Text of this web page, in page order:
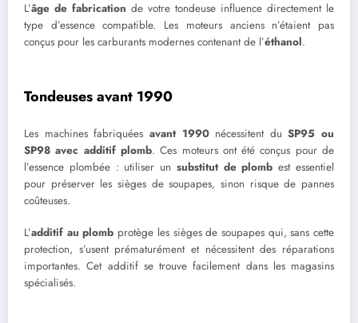
L’âge de fabrication de votre tondeuse influence directement le
type d’essence compatible. Les moteurs anciens n’étaient pas
conçus pour les carburants modernes contenant de l’éthanol.
Tondeuses avant 1990
Les machines fabriquées avant 1990nécessitent duSP95 ou
SP98 avec additif plomb. Ces moteurs ont été conçus pour de
l’essence plombée : utiliser un substitut de plomb est essentiel
pour préserver les sièges de soupapes, sinon risque de pannes
coûteuses.
L’additif au plomb protège les sièges de soupapes qui, sans cette
protection, s’usent prématurément et nécessitent des réparations
importantes. Cet additif se trouve facilement dans les magasins
spécialisés.